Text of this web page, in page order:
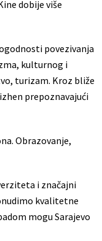
dobije više
povezivanja
kulturnog i
turizam. Kroz bliže
prepoznavajući
Obrazovanje,
i značajni
kvalitetne
mogu Sarajevo